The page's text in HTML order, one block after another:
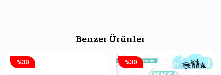
Benzer Ürünler
%30 %30